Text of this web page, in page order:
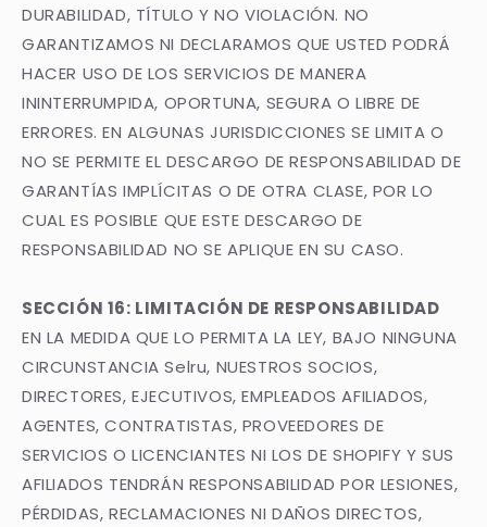
DURABILIDAD, TÍTULO Y NO VIOLACIÓN. NO
GARANTIZAMOS NI DECLARAMOS QUE USTED PODRÁ
HACER USO DE LOS SERVICIOS DE MANERA
ININTERRUMPIDA, OPORTUNA, SEGURA O LIBRE DE
ERRORES. EN ALGUNAS JURISDICCIONES SE LIMITA O
NO SE PERMITE EL DESCARGO DE RESPONSABILIDAD DE
GARANTÍAS IMPLÍCITAS O DE OTRA CLASE, POR LO
CUAL ES POSIBLE QUE ESTE DESCARGO DE
RESPONSABILIDAD NO SE APLIQUE EN SU CASO.
SECCIÓN 16: LIMITACIÓN DE RESPONSABILIDAD
EN LA MEDIDA QUE LO PERMITA LA LEY, BAJO NINGUNA
CIRCUNSTANCIA Selru, NUESTROS SOCIOS,
DIRECTORES, EJECUTIVOS, EMPLEADOS AFILIADOS,
AGENTES, CONTRATISTAS, PROVEEDORES DE
SERVICIOS O LICENCIANTES NI LOS DE SHOPIFY Y SUS
AFILIADOS TENDRÁN RESPONSABILIDAD POR LESIONES,
PÉRDIDAS, RECLAMACIONES NI DAÑOS DIRECTOS,